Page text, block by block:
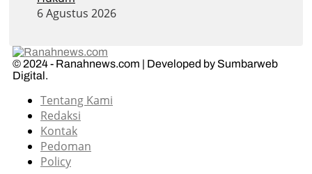
6 Agustus 2026
© 2024 - Ranahnews.com | Developed by Sumbarweb
Digital.
Tentang Kami
Redaksi
Kontak
Pedoman
Policy